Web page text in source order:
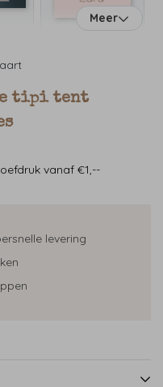
Meer
tipi tent
vanaf €1,--
levering